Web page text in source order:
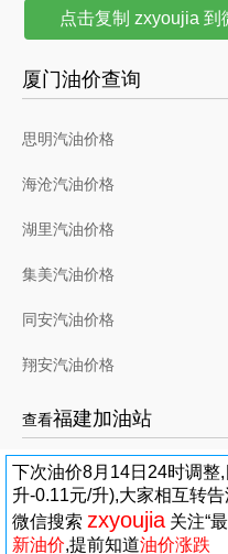
点击复制 zxyoujia 到
厦门油价查询
思明汽油价格
海沧汽油价格
湖里汽油价格
集美汽油价格
同安汽油价格
翔安汽油价格
查看福建加油站
下次油价8月14日24时调整
升-0.11元/升),大家相互转告
微信搜索 zxyoujia 关注“
新油价,提前知道油价涨跌